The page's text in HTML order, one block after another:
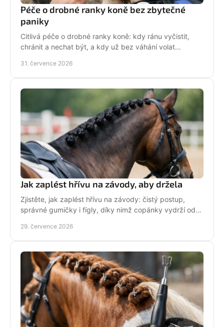
Péče o drobné ranky koně bez zbytečné
paniky
Citlivá péče o drobné ranky koně: kdy ránu vyčistit,
chránit a nechat být, a kdy už bez váhání volat
31. července 2026
Jak zaplést hřívu na závody, aby držela
Zjistěte, jak zaplést hřívu na závody: čistý postup,
správné gumičky i fígly, díky nimž copánky vydrží od
29. července 2026